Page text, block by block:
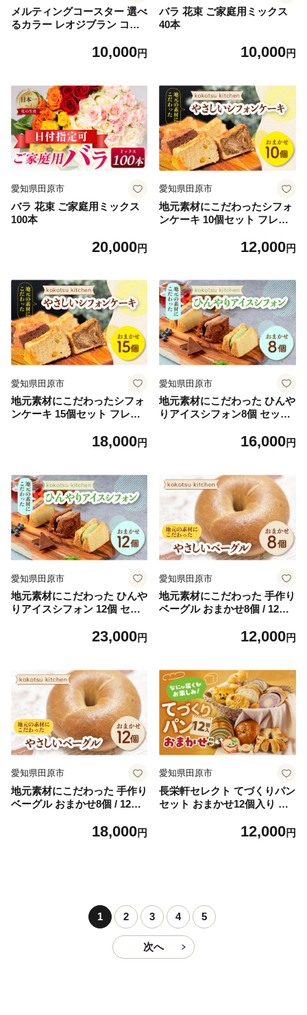
メルティングコースター 選べ
るカラー レオジブラン コー
雑貨 日用品 キッチン キッチ
県 田原市 渥美半島
10,000円
バラ 花束 ご家庭用ミックス
40本
10,000円
愛知県田原市
バラ 花束 ご家庭用ミックス
100本
20,000円
愛知県田原市
地元素材にこだわったシフォ
ンケーキ 10個セット フレー
コ スフレチーズ ミルクティ
フォン ケーキ お菓子 おやつ
田原市 渥美半島
12,000円
愛知県田原市
地元素材にこだわったシフォ
ンケーキ 15個セット フレー
コ スフレチーズ ミルクティ
フォン ケーキ お菓子 おやつ
田原市 渥美半島
18,000円
愛知県田原市
地元素材にこだわった ひんや
りアイスシフォン8個 セット
ムース ムースサンド アイス
キ いちご ブルーベリー レモ
ン ヨーグルト 生チョコ クリ
ーム モンブラン ティラミス
16,000円
愛知県田原市
地元素材にこだわった ひんや
りアイスシフォン 12個 セッ
ス ムース ムースサンド アイ
ーキ いちご ブルーベリー レ
モン ヨーグルト 生チョコ ク
リーム モンブラン ティラミ
23,000円
愛知県田原市
地元素材にこだわった 手作り
ベーグル おまかせ8個 / 12個
アップルシナモン おいも シ
造り もちもち
12,000円
愛知県田原市
地元素材にこだわった 手作り
ベーグル おまかせ8個 / 12個
アップルシナモン おいも シ
18,000円
愛知県田原市
長栄軒セレクト てづくりパン
セット おまかせ12個入り パ
き菓子 冷凍 菓子パン あんぱ
12,000円
1 2 3 4 5
次へ